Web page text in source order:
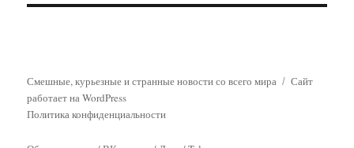
Смешные, курьезные и странные новости со всего мира
Сайт
работает на WordPress
Политика конфиденциальности